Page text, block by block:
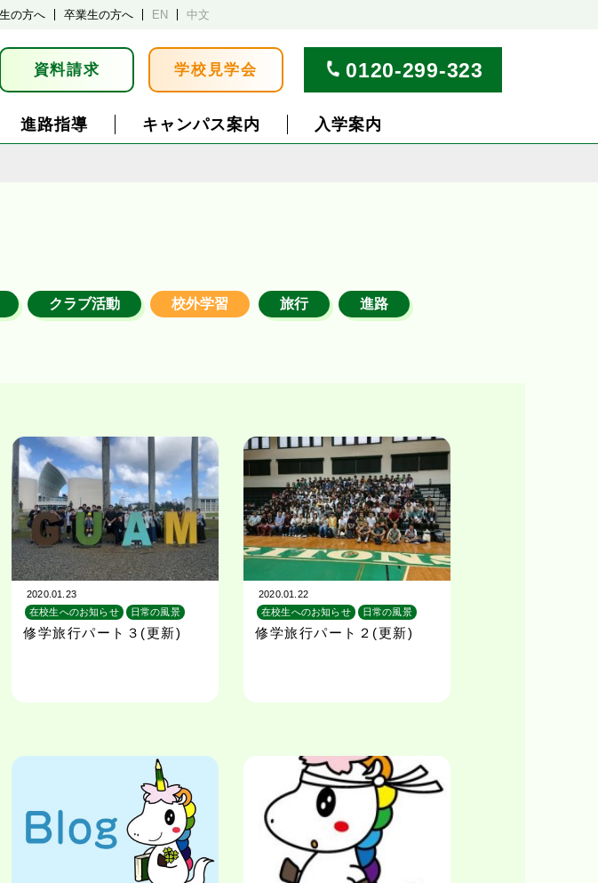
の方へ 卒業生の方へ EN 中文
資料請求 学校見学会 0120-299-323
進路指導 キャンパス案内 入学案内
クラブ活動 校外学習 旅行 進路
2020.01.23
在校生へのお知らせ
日常の風景
校外学習
旅行
修学旅行パート３(更新)
2020.01.22
在校生へのお知らせ
日常の風景
校外学習
旅行
修学旅行パート２(更新)